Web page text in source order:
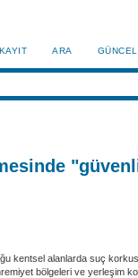
KAYIT ARA GÜNCEL
kentsel alanlarda suç
bölgeleri ve yerleşim